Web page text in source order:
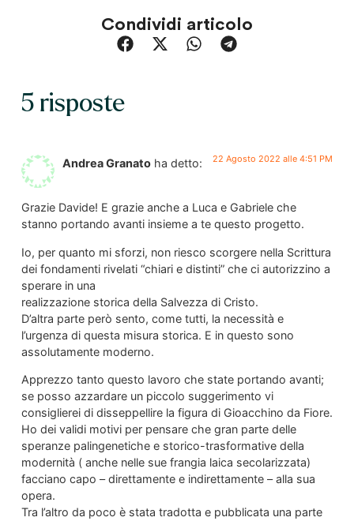
Condividi articolo
5 risposte
Andrea Granato ha detto: 22 Agosto 2022 alle 4:51 PM
Grazie Davide! E grazie anche a Luca e Gabriele che
stanno portando avanti insieme a te questo progetto.
Io, per quanto mi sforzi, non riesco scorgere nella Scrittura
dei fondamenti rivelati “chiari e distinti” che ci autorizzino a
sperare in una
realizzazione storica della Salvezza di Cristo.
D’altra parte però sento, come tutti, la necessità e
l’urgenza di questa misura storica. E in questo sono
assolutamente moderno.
Apprezzo tanto questo lavoro che state portando avanti;
se posso azzardare un piccolo suggerimento vi
consiglierei di disseppellire la figura di Gioacchino da Fiore.
Ho dei validi motivi per pensare che gran parte delle
speranze palingenetiche e storico-trasformative della
modernità ( anche nelle sue frangia laica secolarizzata)
facciano capo – direttamente e indirettamente – alla sua
opera.
Tra l’altro da poco è stata tradotta e pubblicata una parte